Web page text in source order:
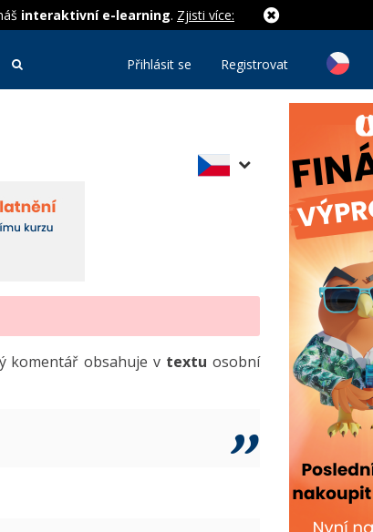
interaktivní e-learning. Zjisti více:
Přihlásit se Registrovat
komentář obsahuje v textu osobní